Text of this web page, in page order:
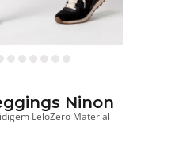
Ninon
LeloZero Material